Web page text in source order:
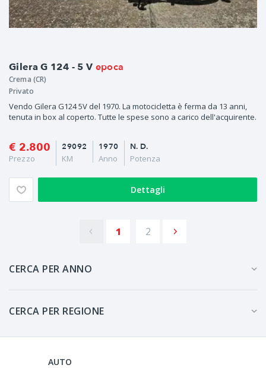
Gilera G 124 - 5 V epoca
Crema (CR)
Privato
Vendo Gilera G124 5V del 1970. La motocicletta è ferma da 13 anni,
tenuta in box al coperto. Tutte le spese sono a carico dell'acquirente.
€ 2.800
Prezzo
1970
Anno
29092
KM
N. D.
Potenza
Dettagli
1 2
CERCA PER ANNO
CERCA PER REGIONE
AUTO